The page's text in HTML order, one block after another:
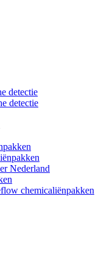
detectie
detectie
Nederland
chemicaliënpakken